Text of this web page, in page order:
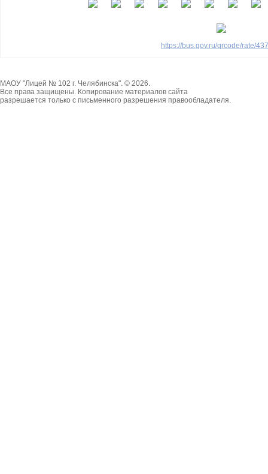
https://bus.gov.ru/qrcode/rate/
МАОУ "Лицей № 102 г. Челябинска". © 2026.
Все права защищены. Копирование материалов сайта
разрешается только с письменного разрешения правообладателя.